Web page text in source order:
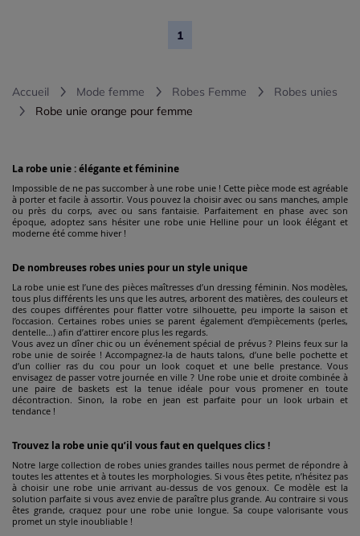
1
Accueil Mode femme Robes Femme
Robes unies
Robe unie orange pour femme
La robe unie : élégante et féminine
Impossible de ne pas succomber à une robe unie ! Cette pièce mode est agréable
à porter et facile à assortir. Vous pouvez la choisir avec ou sans manches, ample
ou près du corps, avec ou sans fantaisie. Parfaitement en phase avec son
époque, adoptez sans hésiter une robe unie Helline pour un look élégant et
moderne été comme hiver !
De nombreuses robes unies pour un style unique
La robe unie est l’une des pièces maîtresses d’un dressing féminin. Nos modèles,
tous plus différents les uns que les autres, arborent des matières, des couleurs et
des coupes différentes pour flatter votre silhouette, peu importe la saison et
l’occasion. Certaines robes unies se parent également d’empiècements (perles,
dentelle…) afin d’attirer encore plus les regards.
Vous avez un dîner chic ou un événement spécial de prévus ? Pleins feux sur la
robe unie de soirée ! Accompagnez-la de hauts talons, d’une belle pochette et
d’un collier ras du cou pour un look coquet et une belle prestance. Vous
envisagez de passer votre journée en ville ? Une robe unie et droite combinée à
une paire de baskets est la tenue idéale pour vous promener en toute
décontraction. Sinon, la robe en jean est parfaite pour un look urbain et
tendance !
Trouvez la robe unie qu’il vous faut en quelques clics !
Notre large collection de robes unies grandes tailles nous permet de répondre à
toutes les attentes et à toutes les morphologies. Si vous êtes petite, n’hésitez pas
à choisir une robe unie arrivant au-dessus de vos genoux. Ce modèle est la
solution parfaite si vous avez envie de paraître plus grande. Au contraire si vous
êtes grande, craquez pour une robe unie longue. Sa coupe valorisante vous
promet un style inoubliable !